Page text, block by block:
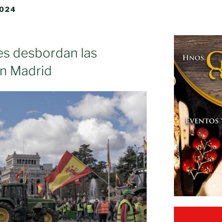
desbordan las
Madrid